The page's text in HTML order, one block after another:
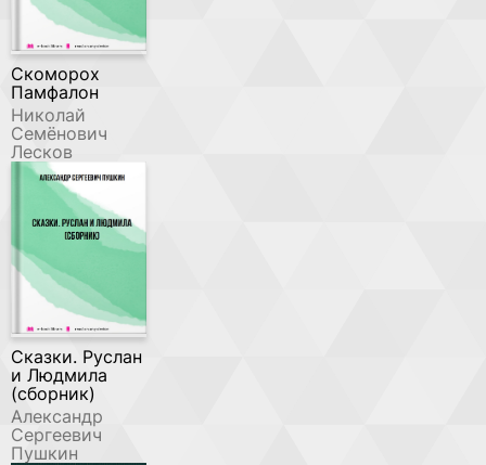
Скоморох
Памфалон
Николай
Семёнович
Лесков
Сказки. Руслан
и Людмила
(сборник)
Александр
Сергеевич
Пушкин